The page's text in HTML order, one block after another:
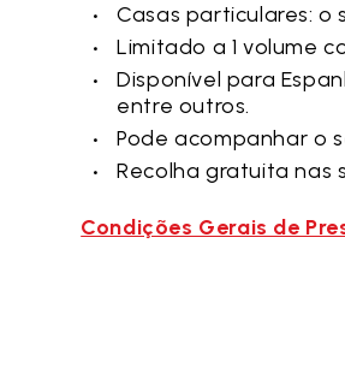
Casas particulares:
Limitado a 1 volume
Disponível para
entre outros.
Pode acompanhar o
Recolha gratuita nas
Condições Gerais de